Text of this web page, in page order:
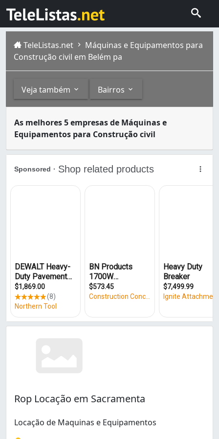
TeleListas.net
Máquinas e Equipamentos para
Construção civil em Belém pa
Veja também Bairros
Andaimes (2)
Máquinas e Equipamentos para Compactação do
Marambaia (1)
Nazaré (1)
Sacramenta (1)
As melhores 5 empresas de Máquinas e
Equipamentos para Construção civil
Belém , ou Belém do Pará como também e conhecida,
Rop Locação em Sacramenta
Locação de Maquinas e Equipamentos